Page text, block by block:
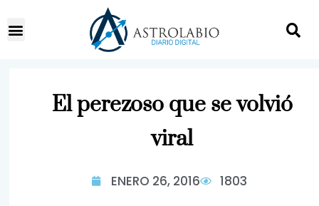
El perezoso que se volvió
viral
ENERO 26, 2016 1803